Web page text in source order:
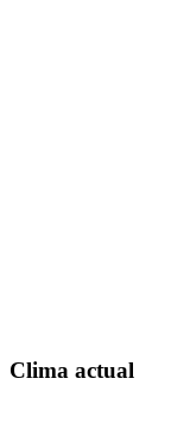
Clima actual